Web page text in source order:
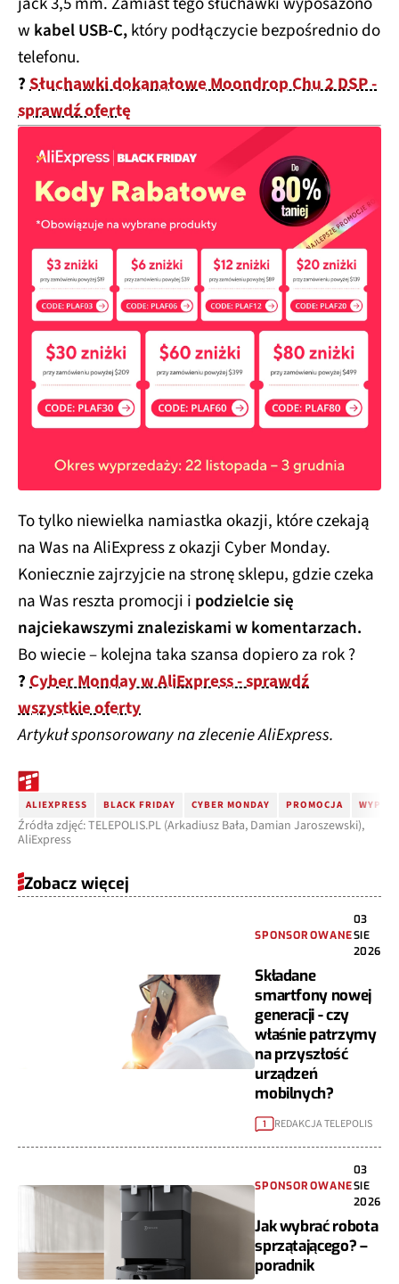
w kabel USB-C,który podłączycie bezpośrednio do
telefonu.
?Słuchawki dokanałowe Moondrop Chu 2 DSP -
sprawdź ofertę
To tylko niewielka namiastka okazji, które czekają
na Was na AliExpress z okazji Cyber Monday.
Koniecznie zajrzyjcie na stronę sklepu, gdzie czeka
na Was reszta promocji i podzielcie się
najciekawszymi znaleziskami w komentarzach.
Bo wiecie – kolejna taka szansa dopiero za rok ?
?Cyber Monday w AliExpress - sprawdź
wszystkie oferty
Artykuł sponsorowany na zlecenie AliExpress.
ALIEXPRESS BLACK FRIDAY CYBER MONDAY PROMOCJA
Źródła zdjęć: TELEPOLIS.PL (Arkadiusz Bała, Damian Jaroszewski),
AliExpress
Zobacz więcej
SPONSOROWANE
03
SIE
2026
Składane
smartfony nowej
generacji - czy
właśnie patrzymy
na przyszłość
urządzeń
mobilnych?
1 REDAKCJA TELEPOLIS
SPONSOROWANE
03
SIE
2026
Jak wybrać robota
sprzątającego? –
poradnik